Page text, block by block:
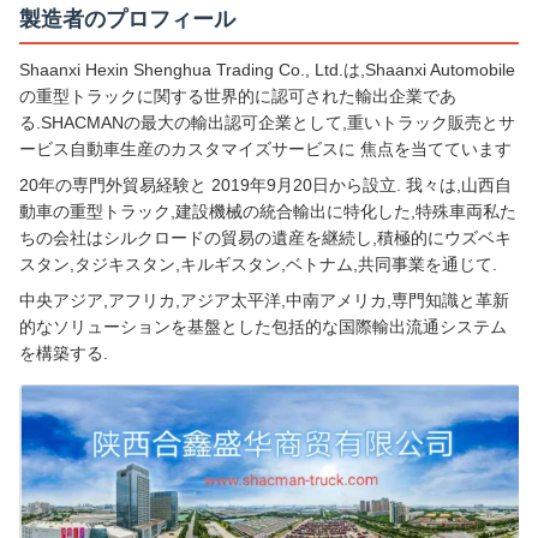
製造者のプロフィール
Shaanxi Hexin Shenghua Trading Co., Ltd.は,Shaanxi Automobile
の重型トラックに関する世界的に認可された輸出企業であ
る.SHACMANの最大の輸出認可企業として,重いトラック販売とサ
ービス自動車生産のカスタマイズサービスに 焦点を当てています
20年の専門外貿易経験と 2019年9月20日から設立. 我々は,山西自
動車の重型トラック,建設機械の統合輸出に特化した,特殊車両私た
ちの会社はシルクロードの貿易の遺産を継続し,積極的にウズベキ
スタン,タジキスタン,キルギスタン,ベトナム,共同事業を通じて.
中央アジア,アフリカ,アジア太平洋,中南アメリカ,専門知識と革新
的なソリューションを基盤とした包括的な国際輸出流通システム
を構築する.